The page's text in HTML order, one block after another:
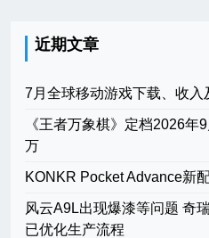
近期文章
7月全球移动游戏下载、收入
《王者万象棋》定档2026
万
KONKR Pocket Advance新
风云A9L出现爆漆等问题 奇
已优化生产流程